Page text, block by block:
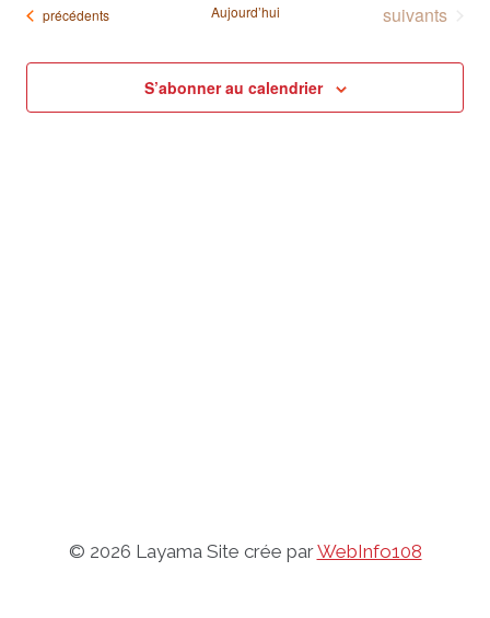
Évènements
précédents Aujourd’hui Évènements
suivants
S’abonner au calendrier
© 2026 Layama Site crée parWebInfo108